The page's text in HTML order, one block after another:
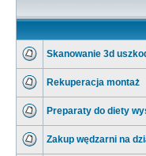
Skanowanie 3d
Rekuperacja montaż
Preparaty do diety
Zakup wędzarni na